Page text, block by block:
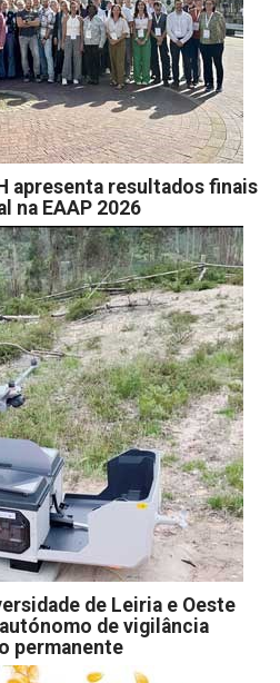
apresenta resultados finais
na EAAP 2026
de Leiria e Oeste
de vigilância
permanente